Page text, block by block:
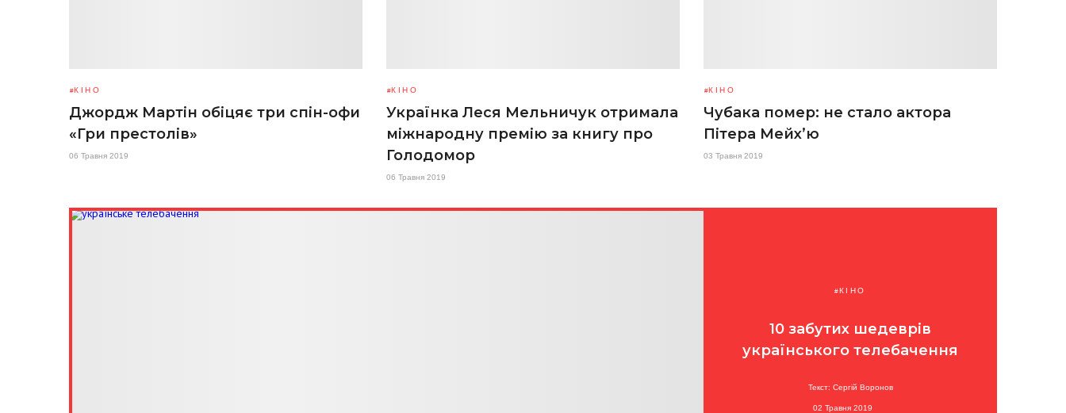
КІНО
Джордж Мартін обіцяє три спін-офи
«Гри престолів»
06 Травня 2019
КІНО
Українка Леся Мельничук отримала
міжнародну премію за книгу про
Голодомор
06 Травня 2019
КІНО
Чубака помер: не стало актора
Пітера Мейх’ю
03 Травня 2019
КІНО
10 забутих шедеврів
українського телебачення
Текст: Сергій Воронов
02 Травня 2019